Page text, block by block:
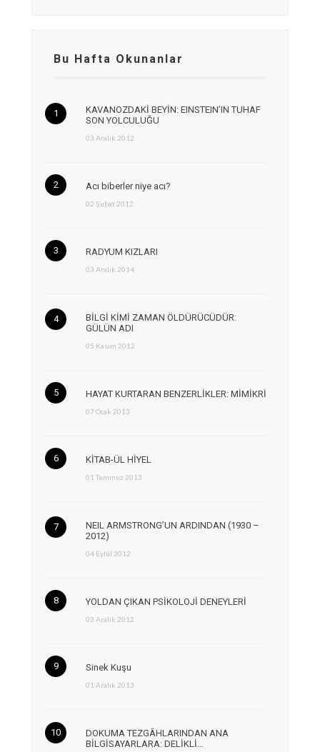
Bu Hafta Okunanlar
KAVANOZDAKİ BEYİN: EINSTEIN’IN TUHAF
SON YOLCULUĞU
03 Aralık 2012
Acı biberler niye acı?
02 Şubat 2012
RADYUM KIZLARI
03 Aralık 2014
BİLGİ KİMİ ZAMAN ÖLDÜRÜCÜDÜR:
GÜLÜN ADI
05 Kasım 2012
HAYAT KURTARAN BENZERLİKLER: MİMİKRİ
07 Ocak 2013
KİTAB-ÜL HİYEL
01 Temmuz 2013
NEIL ARMSTRONG’UN ARDINDAN (1930 –
2012)
04 Eylül 2012
YOLDAN ÇIKAN PSİKOLOJİ DENEYLERİ
03 Aralık 2012
Sinek Kuşu
01 Aralık 2013
DOKUMA TEZGÂHLARINDAN ANA
BİLGİSAYARLARA: DELİKLİ…